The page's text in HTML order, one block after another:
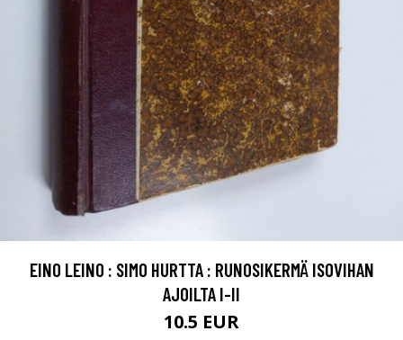
EINO LEINO : SIMO HURTTA : RUNOSIKERMÄ ISOVIHAN
AJOILTA I-II
10.5 EUR